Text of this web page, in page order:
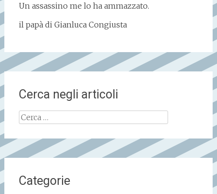
Un assassino me lo ha ammazzato.
il papà di Gianluca Congiusta
Cerca negli articoli
Ricerca
Categorie